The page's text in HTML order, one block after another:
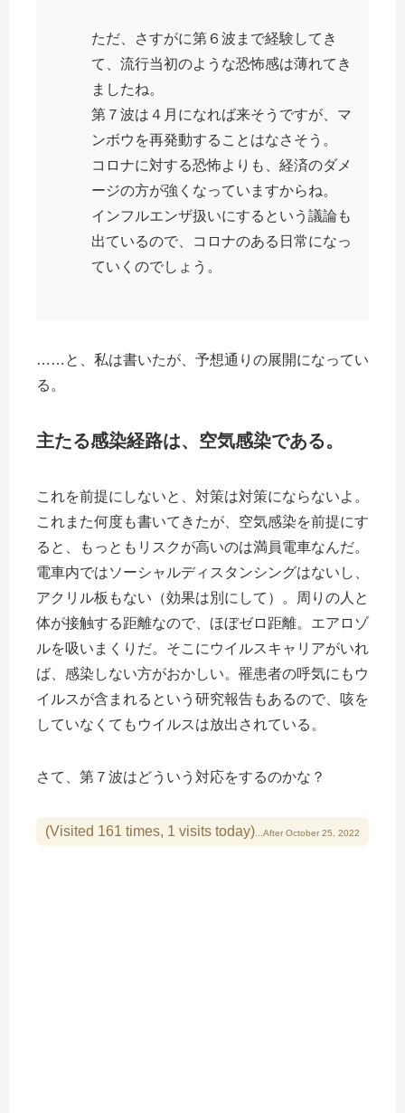
ただ、さすがに第６波まで経験してき
て、流行当初のような恐怖感は薄れてき
ましたね。
第７波は４月になれば来そうですが、マ
ンボウを再発動することはなさそう。
コロナに対する恐怖よりも、経済のダメ
ージの方が強くなっていますからね。
インフルエンザ扱いにするという議論も
出ているので、コロナのある日常になっ
ていくのでしょう。
……と、私は書いたが、予想通りの展開になってい
る。
主たる感染経路は、空気感染である。
これを前提にしないと、対策は対策にならないよ。
これまた何度も書いてきたが、空気感染を前提にす
ると、もっともリスクが高いのは満員電車なんだ。
電車内ではソーシャルディスタンシングはないし、
アクリル板もない（効果は別にして）。周りの人と
体が接触する距離なので、ほぼゼロ距離。エアロゾ
ルを吸いまくりだ。そこにウイルスキャリアがいれ
ば、感染しない方がおかしい。罹患者の呼気にもウ
イルスが含まれるという研究報告もあるので、咳を
していなくてもウイルスは放出されている。
さて、第７波はどういう対応をするのかな？
(Visited 161 times, 1 visits today)